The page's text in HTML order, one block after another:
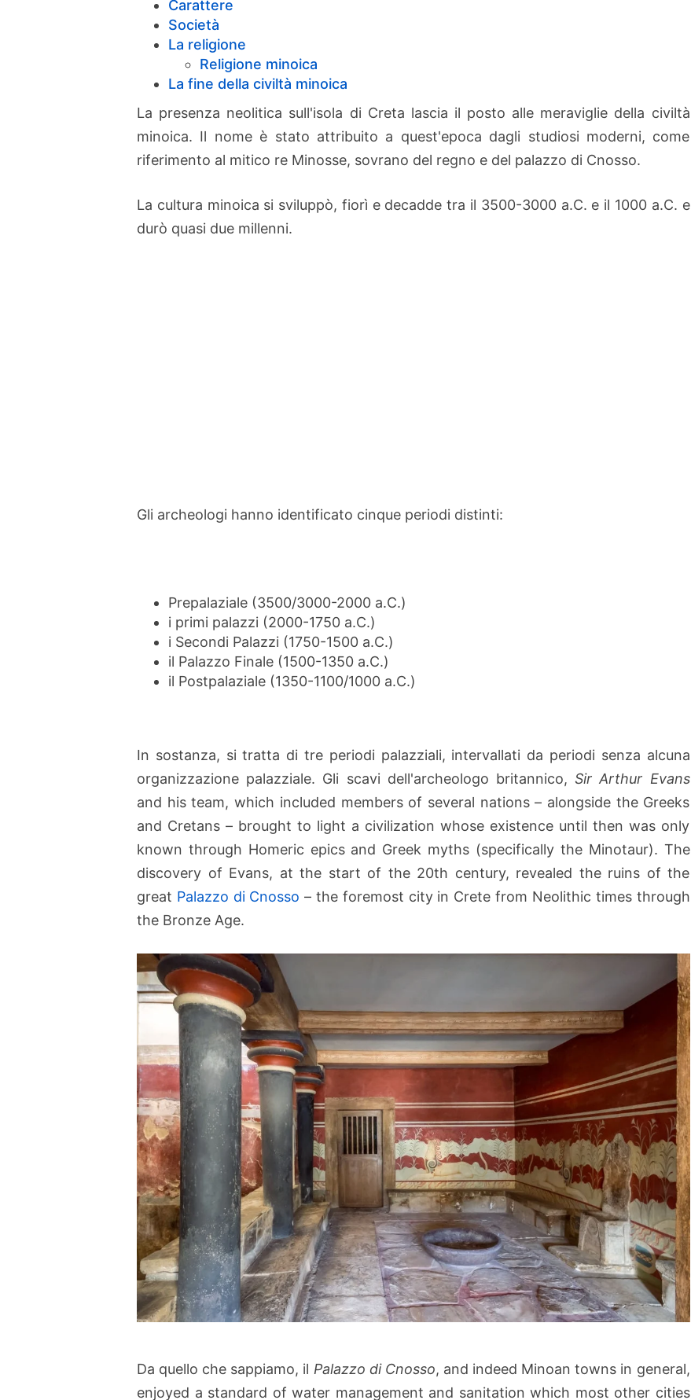
Carattere
Società
La religione
Religione minoica
La fine della civiltà minoica
La presenza neolitica sull'isola di Creta lascia il posto alle meraviglie della civiltà
minoica. Il nome è stato attribuito a quest'epoca dagli studiosi moderni, come
riferimento al mitico re Minosse, sovrano del regno e del palazzo di Cnosso.
La cultura minoica si sviluppò, fiorì e decadde tra il 3500-3000 a.C. e il 1000 a.C. e
durò quasi due millenni.
Gli archeologi hanno identificato cinque periodi distinti:
Prepalaziale (3500/3000-2000 a.C.)
i primi palazzi (2000-1750 a.C.)
i Secondi Palazzi (1750-1500 a.C.)
il Palazzo Finale (1500-1350 a.C.)
il Postpalaziale (1350-1100/1000 a.C.)
In sostanza, si tratta di tre periodi palazziali, intervallati da periodi senza alcuna
organizzazione palazziale. Gli scavi dell'archeologo britannico,Sir Arthur Evans
and his team, which included members of several nations – alongside the Greeks
and Cretans – brought to light a civilization whose existence until then was only
known through Homeric epics and Greek myths (specifically the Minotaur). The
discovery of Evans, at the start of the 20th century, revealed the ruins of the
great Palazzo di Cnosso – the foremost city in Crete from Neolithic times through
the Bronze Age.
Da quello che sappiamo, il Palazzo di Cnosso, and indeed Minoan towns in general,
enjoyed a standard of water management and sanitation which most other cities